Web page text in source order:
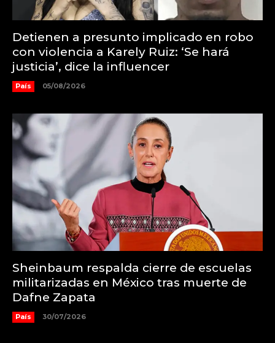
Detienen a presunto implicado en robo
con violencia a Karely Ruiz: ‘Se hará
justicia’, dice la influencer
País 05/08/2026
Sheinbaum respalda cierre de escuelas
militarizadas en México tras muerte de
Dafne Zapata
País 30/07/2026